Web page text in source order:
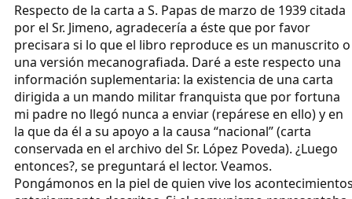
Respecto de la carta a S. Papas de marzo de 1939 citada
por el Sr. Jimeno, agradecería a éste que por favor
precisara si lo que el libro reproduce es un manuscrito o
una versión mecanografiada. Daré a este respecto una
información suplementaria: la existencia de una carta
dirigida a un mando militar franquista que por fortuna
mi padre no llegó nunca a enviar (repárese en ello) y en
la que da él a su apoyo a la causa “nacional” (carta
conservada en el archivo del Sr. López Poveda). ¿Luego
entonces?, se preguntará el lector. Veamos.
Pongámonos en la piel de quien vive los